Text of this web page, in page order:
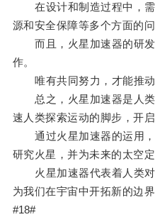
在设计和制造过程中，需
源和安全保障等多个方面的问
而且，火星加速器的研发
作。
唯有共同努力，才能推动
总之，火星加速器是人类
速人类探索运动的脚步，开
通过火星加速器的运用，
研究火星，并为未来的太空定
火星加速器代表着人类对
为我们在宇宙中开拓新的边界
#18#